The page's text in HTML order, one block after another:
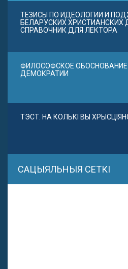
ТЕЗИСЫ ПО ИДЕОЛОГИИ И
БЕЛАРУСКИХ ХРИСТИАНСКИХ
СПРАВОЧНИК ДЛЯ ЛЕКТОРА
ФИЛОСОФСКОЕ
ДЕМОКРАТИИ
ТЭСТ. НА КОЛЬКІ ВЫ
САЦЫЯЛЬНЫЯ СЕТКІ